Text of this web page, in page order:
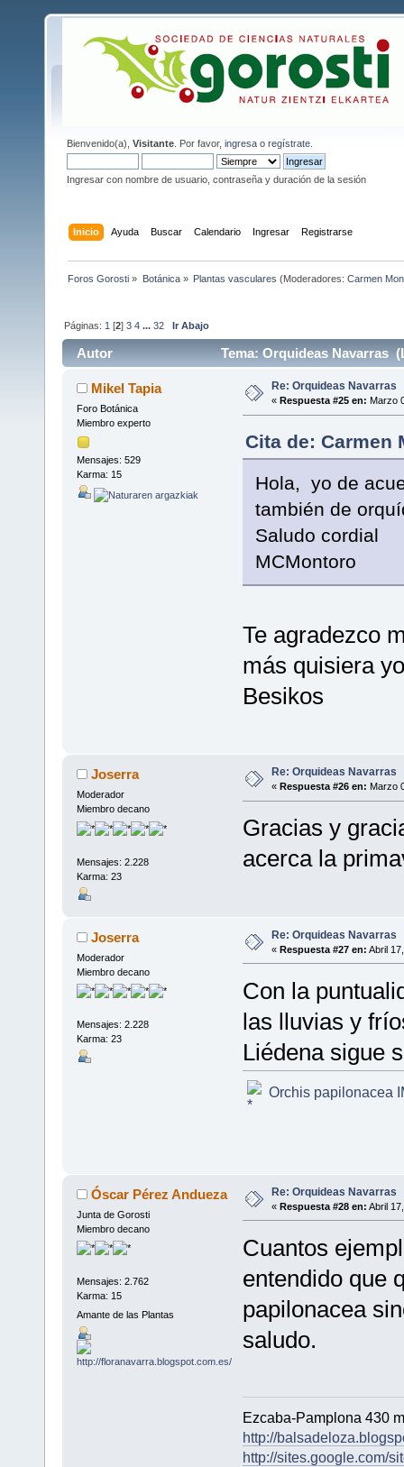
Bienvenido(a), Visitante . Por favor, ingresa o regístrate
Ingresar con nombre de usuario, contraseña y duración de la sesión
Inicio Ayuda Buscar Calendario Ingresar Registrarse
Foros Gorosti » Botánica» Plantas vasculares (Moderadores: Carmen
Páginas: 1 [2]3 4 ...32 Ir Abajo
Autor Tema: Orquideas Navarras
Mikel Tapia
Foro Botánica
Miembro experto
Mensajes: 529
Karma: 15
Re: Orquideas Navarras
« Respuesta #25 en: Marzo
Cita de: Carmen
Hola, yo de
también de
Saludo cordial
MCMontoro
Te agradezco
más quisiera
Besikos
Joserra
Moderador
Miembro decano
Mensajes: 2.228
Karma: 23
Re: Orquideas Navarras
« Respuesta #26 en: Marzo
Gracias y
acerca la
Joserra
Moderador
Miembro decano
Mensajes: 2.228
Karma: 23
Re: Orquideas Navarras
« Respuesta #27 en: Abril
Con la
las lluvias y
Liédena sigue
Orchis papilonacea
Óscar Pérez Andueza
Junta de Gorosti
Miembro decano
Mensajes: 2.762
Karma: 15
Amante de las Plantas
Re: Orquideas Navarras
« Respuesta #28 en: Abril
Cuantos
entendido que
papilonacea
saludo.
Ezcaba-Pamplona 430
http://
http://sites.google.com/